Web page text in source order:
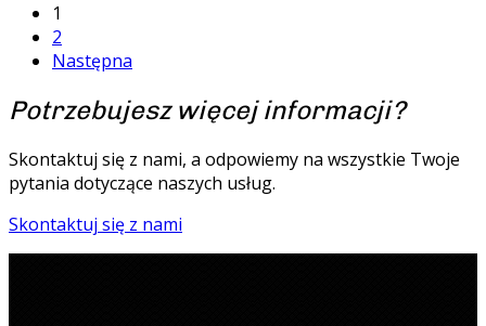
1
2
Następna
Potrzebujesz więcej informacji?
Skontaktuj się z nami, a odpowiemy na wszystkie Twoje
pytania dotyczące naszych usług.
Skontaktuj się z nami